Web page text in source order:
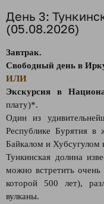
День 3:
(05.08.2026)
Завтрак.
Свободный день в
ИЛИ
Экскурсия в
плату)*.
Один из
Республике Бурятия
Байкалом и Хубсугулом
Тункинская долина
можно встретить очень
которой 500 лет),
вулканы.